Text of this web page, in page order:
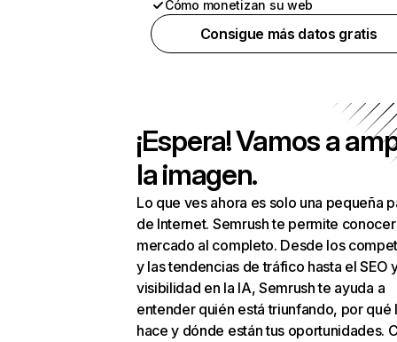
Cómo monetizan su web
Consigue más datos gratis
¡Espera! Vamos a
la imagen.
Lo que ves ahora es solo una pequeña
de Internet. Semrush te permite
mercado al completo. Desde los
y las tendencias de tráfico hasta el SEO
visibilidad en la IA, Semrush te ayuda a
entender quién está triunfando, por qué
hace y dónde están tus oportunidades.